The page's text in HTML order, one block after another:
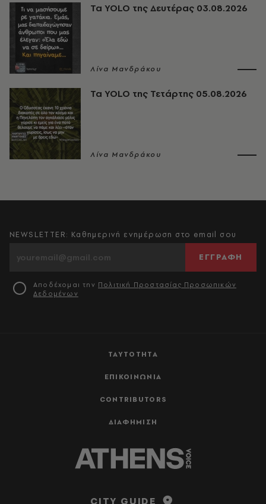
Τα YOLO της Δευτέρας 03.08.2026
Λίνα Μανδράκου
Τα YOLO της Τετάρτης 05.08.2026
Λίνα Μανδράκου
ΤΑΥΤΟΤΗΤΑ
ΕΠΙΚΟΙΝΩΝΙΑ
CONTRIBUTORS
ΔΙΑΦΗΜΙΣΗ
NEWSLETTER: Καθημερινή ενημέρωση στο email σου
ΕΓΓΡΑΦΗ
Αποδέχομαι την Πολιτική Προστασίας Προσωπικών
Δεδομένων
CITY GUIDE